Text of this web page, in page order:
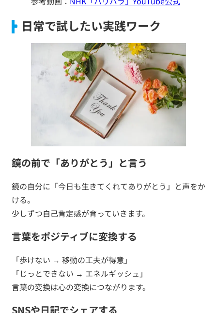
日常で試したい実践ワーク
鏡の前で「ありがとう」と言う
鏡の自分に「今日も生きてくれてありがとう」と声をか
ける。
少しずつ自己肯定感が育っていきます。
言葉をポジティブに変換する
「歩けない → 移動の工夫が得意」
「じっとできない → エネルギッシュ」
言葉の変換は心の変換につながります。
SNSや日記でシェアする